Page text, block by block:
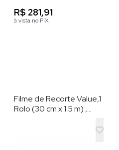
R$ 281,91
à vista no PIX
Filme de Recorte Value,1
Rolo (30 cm x 1.5 m) ,